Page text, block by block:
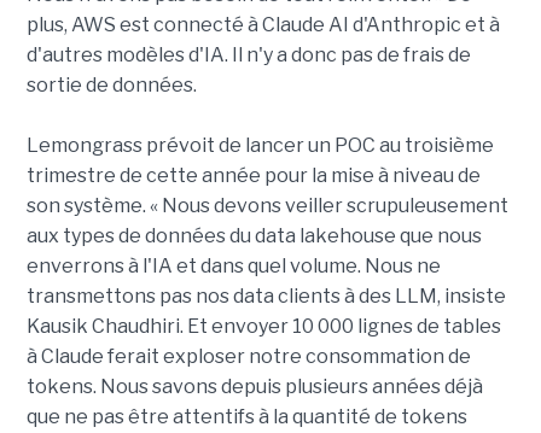
plus, AWS est connecté à Claude AI d'Anthropic et à
d'autres modèles d'IA. Il n'y a donc pas de frais de
sortie de données.
Lemongrass prévoit de lancer un POC au troisième
trimestre de cette année pour la mise à niveau de
son système. « Nous devons veiller scrupuleusement
aux types de données du data lakehouse que nous
enverrons à l'IA et dans quel volume. Nous ne
transmettons pas nos data clients à des LLM, insiste
Kausik Chaudhiri. Et envoyer 10 000 lignes de tables
à Claude ferait exploser notre consommation de
tokens. Nous savons depuis plusieurs années déjà
que ne pas être attentifs à la quantité de tokens